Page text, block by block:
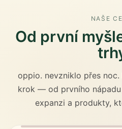
NAŠE
Od první
oppio. nevzniklo přes
krok — od prvního
expanzi a produkty,